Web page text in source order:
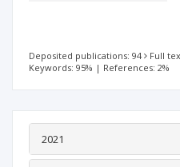
Deposited publications: 94 Full
Keywords: 95% | References: 2%
2021